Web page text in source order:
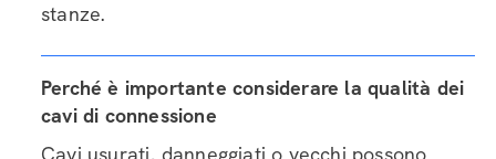
stanze.
Perché è importante considerare la qualità dei
cavi di connessione